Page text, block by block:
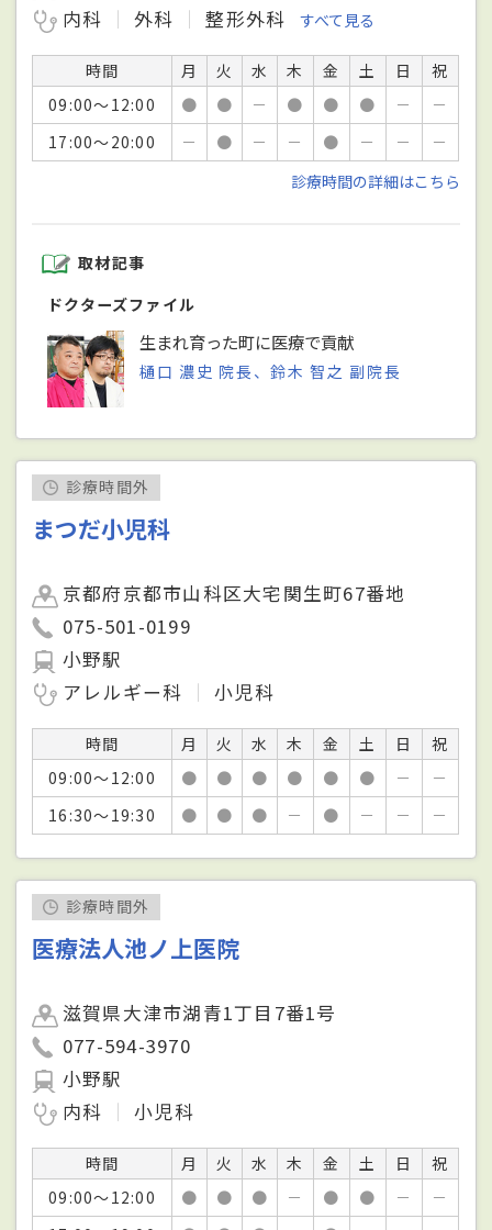
内科
外科 整形外科 すべて見る
時間 月 火 水 木 金 土 日
祝
09:00～12:00
● ● － ● ● ● －
－
17:00～20:00
－ ● － － ● － －
－
診療時間の詳細はこちら
取材記事
ドクターズファイル
生まれ育った町に医療で貢献
樋口 濃史 院長、鈴木 智之 副院長
診療時間外
まつだ小児科
京都府京都市山科区大宅関生町67番地
075-501-0199
小野駅
アレルギー科
小児科
時間 月 火 水 木 金 土 日
祝
09:00～12:00
● ● ● ● ● ● －
－
16:30～19:30
● ● ● － ● － － －
診療時間外
医療法人池ノ上医院
滋賀県大津市湖青1丁目7番1号
077-594-3970
小野駅
内科
小児科
時間 月 火 水 木 金 土 日
祝
09:00～12:00
● ● ● － ● ● －
－